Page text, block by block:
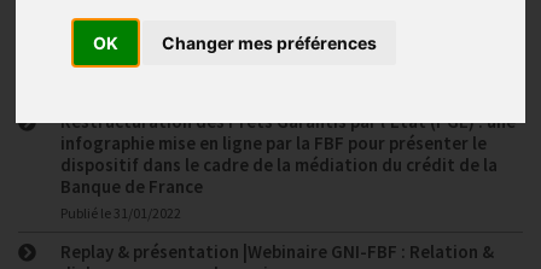
OK Changer mes préférences
Banques
Restructuration des Prêts Garantis par l’Etat (PGE) : une
infographie mise en ligne par la FBF pour présenter le
dispositif dans le cadre de la médiation du crédit de la
Banque de France
Publié le 31/01/2022
Replay & présentation |Webinaire GNI-FBF : Relation &